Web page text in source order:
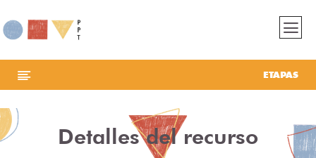
ETAPAS
Detalles del recurso